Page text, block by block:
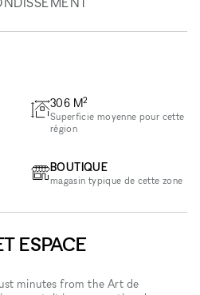
306 M2
Superficie moyenne pour cette
région
BOUTIQUE
magasin typique de cette zone
ESPACE
minutes from the Art de